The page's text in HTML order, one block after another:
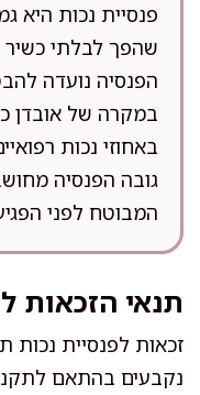
פנסיית נכות היא
שהפך לבלתי כשיר
הפנסיה נועדה
במקרה של אובדן
באחוזי נכות
גובה הפנסיה
המבוטח לפני
תנאי הזכאות
זכאות לפנסיית נכות
נקבעים בהתאם